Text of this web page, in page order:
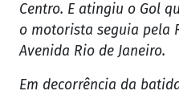
Centro. E atingiu o Gol
o motorista seguia pela
Avenida Rio de Janeiro.
Em decorrência da